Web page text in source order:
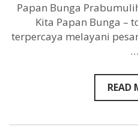
Papan Bunga
Kita Papan Bunga –
terpercaya melayani
…
READ